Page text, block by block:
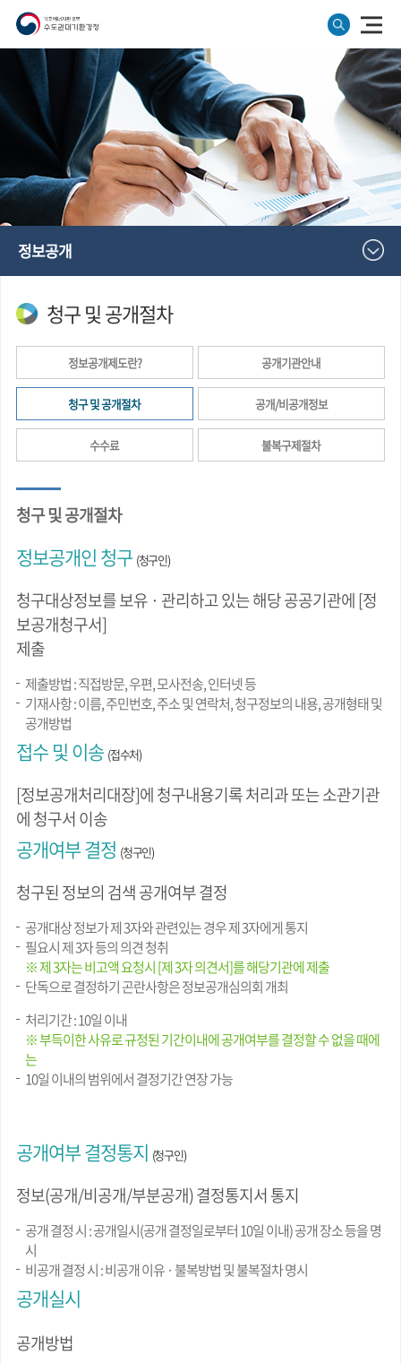
정보공개
청구 및 공개절차
정보공개제도란? 공개기관안내
청구 및 공개절차 공개/비공개정보
수수료 불복구제절차
청구 및 공개절차
정보공개인 청구 (청구인)
청구대상정보를 보유 · 관리하고 있는 해당 공공기관에 [정
보공개청구서]
제출
제출방법 : 직접방문, 우편, 모사전송, 인터넷 등
기재사항 : 이름, 주민번호, 주소 및 연락처, 청구정보의 내용, 공개형태 및
공개방법
접수 및 이송 (접수처)
[정보공개처리대장]에 청구내용기록 처리과 또는 소관기관
에 청구서 이송
공개여부 결정 (청구인)
청구된 정보의 검색 공개여부 결정
공개대상 정보가 제 3자와 관련있는 경우 제 3자에게 통지
필요시 제 3자 등의 의견 청취
※ 제 3자는 비고액 요청시 [제 3자 의견서]를 해당기관에 제출
단독으로 결정하기 곤란사항은 정보공개심의회 개최
처리기간 : 10일 이내
※ 부득이한 사유로 규정된 기간이내에 공개여부를 결정할 수 없을 때에
는
10일 이내의 범위에서 결정기간 연장 가능
공개여부 결정통지 (청구인)
정보(공개/비공개/부분공개) 결정통지서 통지
공개 결정 시 : 공개일시(공개 결정일로부터 10일 이내) 공개 장소 등을 명
시
비공개 결정 시 : 비공개 이유 · 불복방법 및 불복절차 명시
공개실시
공개방법